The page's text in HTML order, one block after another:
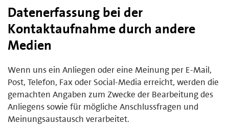
Datenerfassung bei der
Kontaktaufnahme durch andere
Medien
Wenn uns ein Anliegen oder eine Meinung per E-Mail,
Post, Telefon, Fax oder Social-Media erreicht, werden die
gemachten Angaben zum Zwecke der Bearbeitung des
Anliegens sowie für mögliche Anschlussfragen und
Meinungsaustausch verarbeitet.